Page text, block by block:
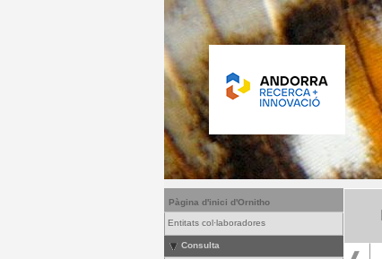
Pàgina d'inici d'Ornitho
Entitats col·laboradores
Consulta